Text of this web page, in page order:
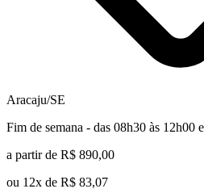
Aracaju/SE
Fim de semana - das 08h30 às 12h00
a partir de R$ 890,00
ou 12x de R$ 83,07